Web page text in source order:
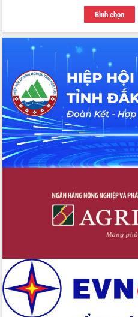
Tập huấn ứng dụng trí tuệ nhân tạo (AI)
trong thương mại điện tử năm 2026
Đoàn đại biểu Quốc hội tỉnh Đắk Lắk
trao đổi thông tin trước Kỳ họp thứ
nhất, Quốc hội khóa XVI
Quyết liệt cải cách hành chính, khơi
thông nguồn lực phát triển
Nâng cao hiệu lực, hiệu quả HĐND
tỉnh thông qua hiện đại hóa hành chính
Xã Ea Phê gắn cải cách hành chính với
chuyển đổi số
Phó Chủ tịch Thường trực UBND tỉnh
Hồ Thị Nguyên Thảo làm việc tại Trung
Xây dựng nền hành chính số đồng
hành cùng nông dân dân, doanh nghiệp
Giai đoạn 2026-2030, Đắk Lắk phấn
mới
Chuyển đổi số 'mở đường' cho nông
nghiệp Đắk Lắk tăng trưởng bứt phá
Triển khai đồng bộ đo đạc, lập hồ sơ
địa chính, hoàn thiện cơ sở dữ liệu đất
Bình chọn